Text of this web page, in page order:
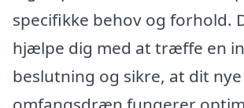
specifikke behov og forhold.
hjælpe dig med at træffe en
beslutning og sikre, at dit nye